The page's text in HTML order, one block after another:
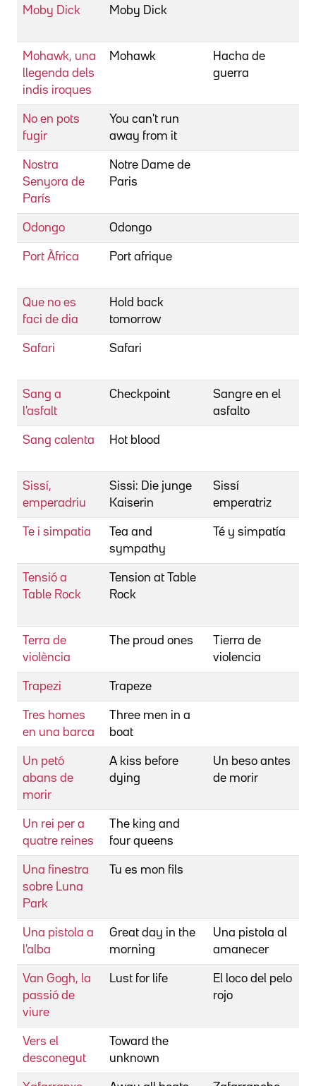
Moby Dick Moby Dick
Mohawk, una
llegenda dels
indis iroques
Mohawk
Hacha de
guerra
No en pots
fugir
You can't run
away from it
Nostra
Senyora de
París
Notre Dame de
Paris
Odongo Odongo
Port Àfrica Port afrique
Que no es
faci de dia
Hold back
tomorrow
Safari Safari
Sang a
l'asfalt
Checkpoint
Sangre en el
asfalto
Sang calenta Hot blood
Sissí,
emperadriu
Sissi: Die junge
Kaiserin
Sissí
emperatriz
Te i simpatia
Tea and
sympathy
Té y simpatía
Tensió a
Table Rock
Tension at Table
Rock
Terra de
violència
The proud ones
Tierra de
violencia
Trapezi Trapeze
Tres homes
en una barca
Three men in a
boat
Un petó
abans de
morir
A kiss before
dying
Un beso antes
de morir
Un rei per a
quatre reines
The king and
four queens
Una finestra
sobre Luna
Park
Tu es mon fils
Una pistola a
l'alba
Great day in the
morning
Una pistola al
amanecer
Van Gogh, la
passió de
viure
Lust for life
El loco del pelo
rojo
Vers el
desconegut
Toward the
unknown